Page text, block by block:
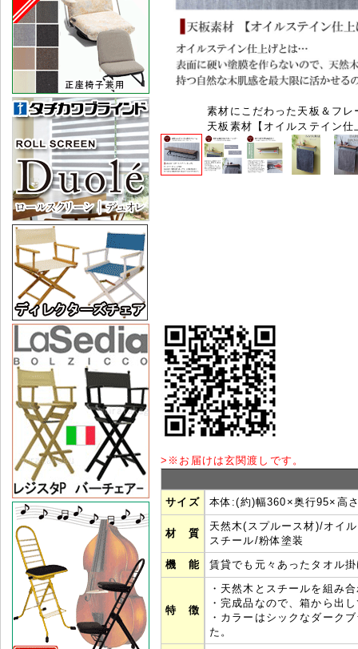
素材にこだわった天板＆フレ
天板素材【オイルステイン仕
> ※ お届けは玄関渡しです。
サイズ 本体:(約)幅360×奥行95×高
材 質
天然木(スプルース材)/オイ
スチール/粉体塗装
機 能
賃貸でも元々あったタオル
特 徴
・天然木とスチールを組み
・完成品なので、箱から出
・カラーはシックなダーク
た。